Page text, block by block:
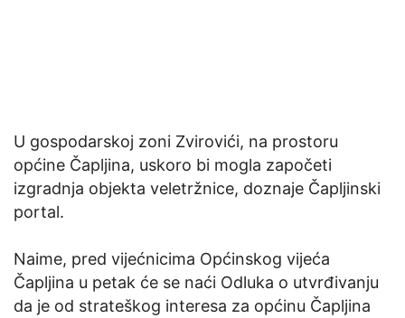
U gospodarskoj zoni Zvirovići, na prostoru
općine Čapljina, uskoro bi mogla započeti
izgradnja objekta veletržnice, doznaje Čapljinski
portal.
Naime, pred vijećnicima Općinskog vijeća
Čapljina u petak će se naći Odluka o utvrđivanju
da je od strateškog interesa za općinu Čapljina